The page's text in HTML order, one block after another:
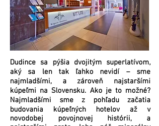
Dudince sa pýšia dvojitým superlatívom,
aký sa len tak ľahko nevidí – sme
najmladšími, a zároveň najstaršími
kúpeľmi na Slovensku. Ako je to možné?
Najmladšími sme z pohľadu začatia
budovania kúpeľných hotelov až v
novodobej povojnovej histórii, a